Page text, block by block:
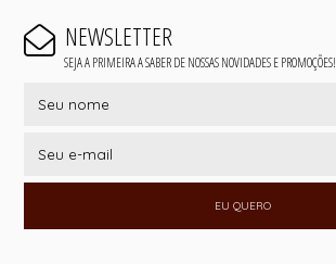
NEWSLETTER
SEJA A PRIMEIRA A SABER DE NOSSAS NOVIDADES E PROMOÇÕES!
EU QUERO